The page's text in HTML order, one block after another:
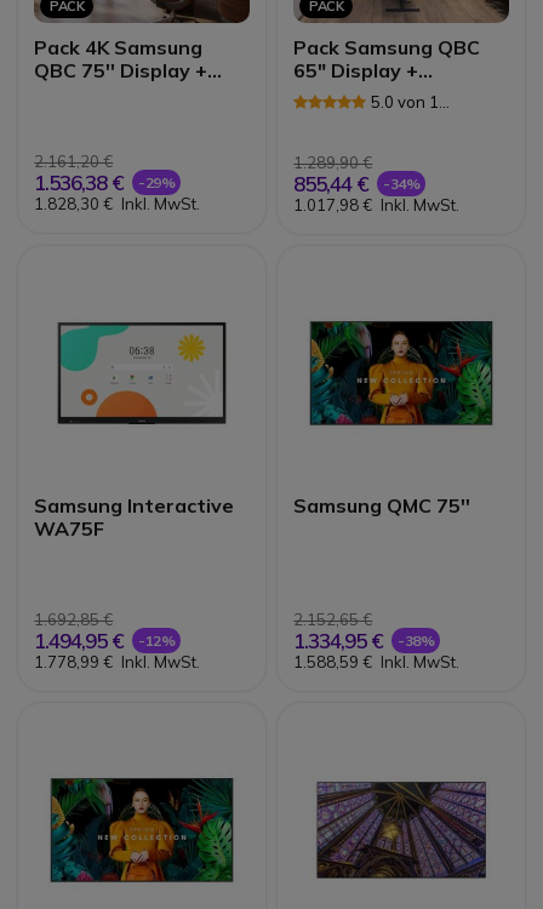
PACK
Pack 4K Samsung
QBC 75'' Display +
2.161,20 €
1.536,38 € -29%
1.828,30 € Inkl. MwSt.
PACK
Pack Samsung QBC
65" Display +
Wandhalterung
Neomounts FPMA-
5.0 von 1
1.289,90 €
855,44 € -34%
1.017,98 € Inkl. MwSt.
Samsung Interactive
WA75F
1.692,85 €
1.494,95 € -12%
1.778,99 € Inkl. MwSt.
Samsung QMC 75''
2.152,65 €
1.334,95 € -38%
1.588,59 € Inkl. MwSt.